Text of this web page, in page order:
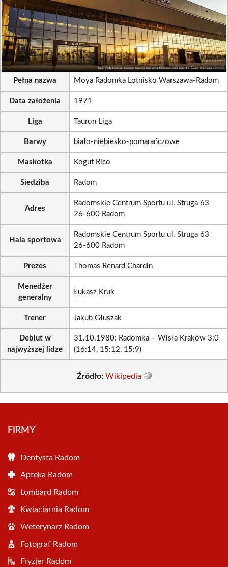
Pełna nazwa Moya Radomka Lotnisko Warszawa-Radom
Data założenia 1971
Liga Tauron Liga
Barwy biało-niebiesko-pomarańczowe
Maskotka Kogut Rico
Siedziba Radom
Adres
Radomskie Centrum Sportu ul. Struga 63
26-600 Radom
Hala sportowa
Radomskie Centrum Sportu ul. Struga 63
26-600 Radom
Prezes Thomas Renard Chardin
Menedżer
generalny
Łukasz Kruk
Trener Jakub Głuszak
Debiut w
najwyższej lidze
31.10.1980: Radomka – Wisła Kraków 3:0
(16:14, 15:12, 15:9)
Źródło: Wikipedia
FIRMY
Dentysta Radom
Apteka Radom
Lombard Radom
Kwiaciarnia Radom
Weterynarz Radom
Fotograf Radom
Fryzjer Radom